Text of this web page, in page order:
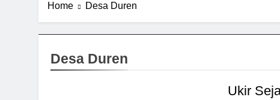
Home Desa Duren
Desa Duren
Ukir